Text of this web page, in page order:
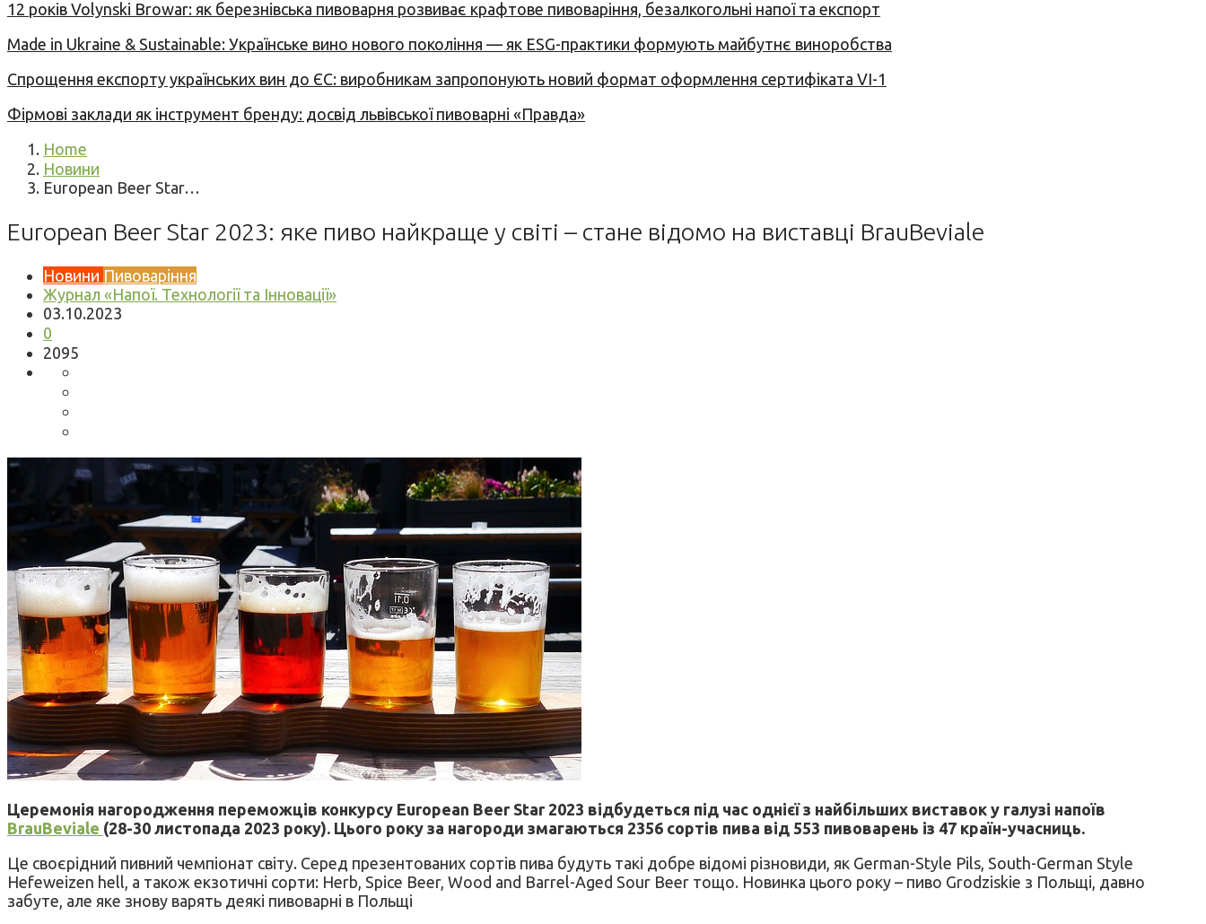
12 років Volynski Browar: як березнівська пивоварня розвиває крафтове пивоваріння, безалкогольні напої та експорт
Made in Ukraine & Sustainable: Українське вино нового покоління — як ESG-практики формують майбутнє виноробства
Спрощення експорту українських вин до ЄС: виробникам запропонують новий формат оформлення сертифіката VI-1
Фірмові заклади як інструмент бренду: досвід львівської пивоварні «Правда»
Home
Новини
European Beer Star…
European Beer Star 2023: яке пиво найкраще у світі – стане відомо на виставці BrauBeviale
Новини Пивоваріння
Журнал «Напої. Технології та Інновації»
03.10.2023
0
2095
Церемонія нагородження переможців конкурсу European Beer Star 2023 відбудеться під час однієї з найбільших виставок у галузі напоїв
BrauBeviale (28-30 листопада 2023 року). Цього року за нагороди змагаються 2356 сортів пива від 553 пивоварень із 47 країн-учасниць.
Це своєрідний пивний чемпіонат світу. Серед презентованих сортів пива будуть такі добре відомі різновиди, як German-Style Pils, South-German Style
Hefeweizen hell, а також екзотичні сорти: Herb, Spice Beer, Wood and Barrel-Aged Sour Beer тощо. Новинка цього року – пиво Grodziskie з Польщі, давно
забуте, але яке знову варять деякі пивоварні в Польщі